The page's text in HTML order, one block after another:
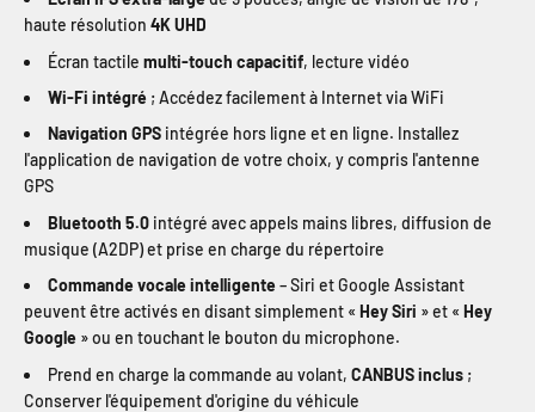
haute résolution 4K UHD
Écran tactile multi-touch capacitif, lecture vidéo
Wi-Fi intégré ; Accédez facilement à Internet via WiFi
Navigation GPS intégrée hors ligne et en ligne. Installez
l'application de navigation de votre choix, y compris l'antenne
GPS
Bluetooth 5.0 intégré avec appels mains libres, diffusion de
musique (A2DP) et prise en charge du répertoire
Commande vocale intelligente – Siri et Google Assistant
peuvent être activés en disant simplement « Hey Siri » et « Hey
Google » ou en touchant le bouton du microphone.
Prend en charge la commande au volant, CANBUS inclus ;
Conserver l'équipement d'origine du véhicule